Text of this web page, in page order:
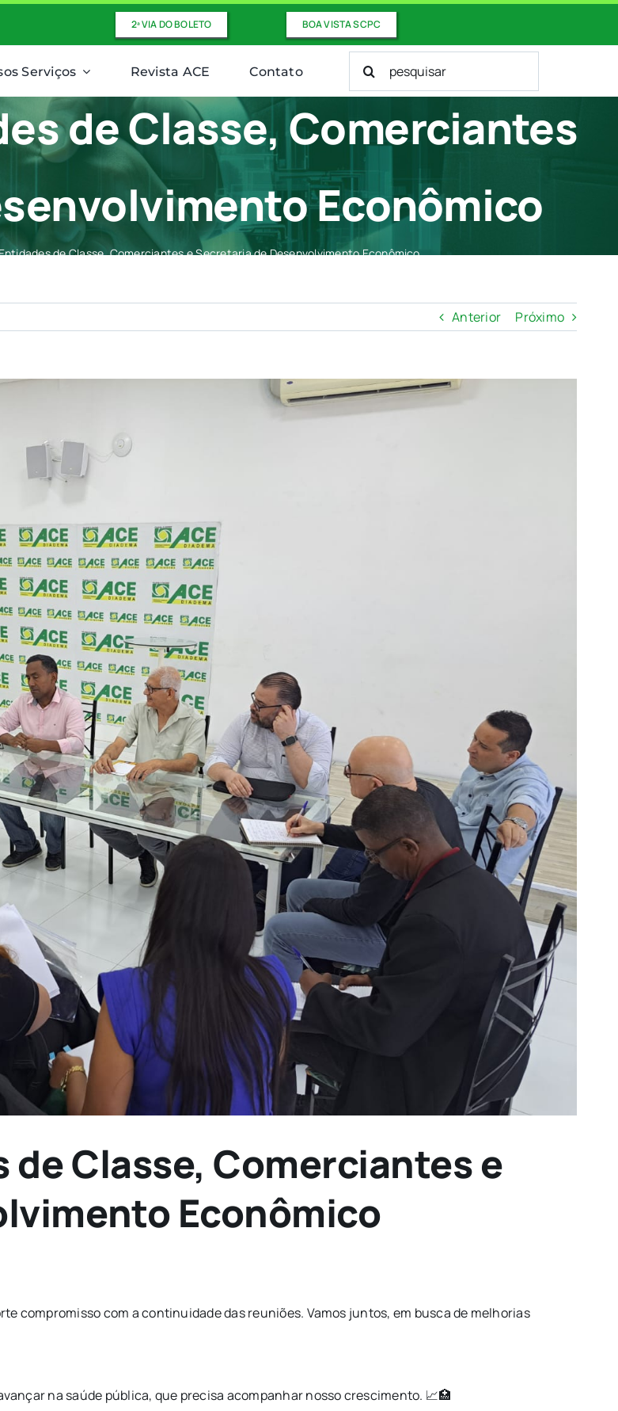
2ª VIA DO BOLETO BOA VISTA SCPC
Serviços Revista ACE Contato
Buscar
resultados
de Classe, Comerciantes
Econômico
de Classe, Comerciantes e Secretaria de Desenvolvimento Econômico
Anterior Próximo
Classe, Comerciantes e
Econômico
compromisso com a continuidade das reuniões. Vamos juntos, em busca de melhorias
na saúde pública, que precisa acompanhar nosso crescimento. 📈🏥